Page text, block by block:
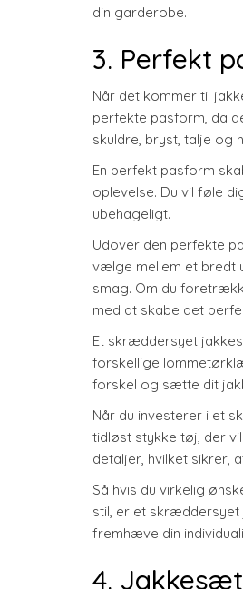
din garderobe.
3. Perfekt
Når det kommer til
perfekte pasform, da
skuldre, bryst, talje og
En perfekt pasform
oplevelse. Du vil føle
ubehageligt.
Udover den perfekte
vælge mellem et bredt
smag. Om du
med at skabe det
Et skræddersyet
forskellige
forskel og sætte dit
Når du investerer i et
tidløst stykke tøj, der
detaljer, hvilket sikrer,
Så hvis du virkelig
stil, er et skræddersyet
fremhæve din
4.